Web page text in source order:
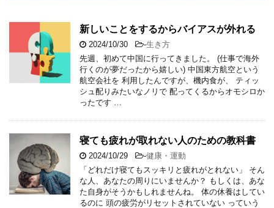
新しいことをするからバイアスが外れる
2024/10/30 -生き方
先週、初めて中国に行ってきました。 (仕事で海外
行くのが夢だったから嬉しい) 中国東方航空という
航空会社を 利用したんですが、機内食が、 ティッ
シュ配りみたいなノリで 配ってくるからオモシロか
ったです …
寝ても疲れが取れない人のための教科書
2024/10/29 -健康・運動
「どれだけ寝てもスッキリと疲れがとれない」 そん
な人、あなたの周りにいませんか？ もしくは、あな
た自身がそうかもしれませんね。 体の休養はしてい
るのに 頭の疲労がリセットされていない っていう